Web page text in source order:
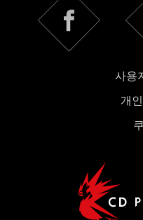
쿠키 사용에 관한 세부 사
"Settings" 메뉴에서 확인
사용
개